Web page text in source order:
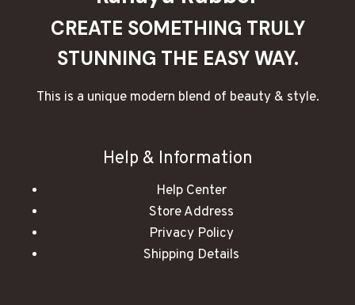
CREATE SOMETHING TRULY
STUNNING THE EASY WAY.
This is a unique modern blend of beauty & style.
Help & Information
Help Center
Store Address
Privacy Policy
Shipping Details